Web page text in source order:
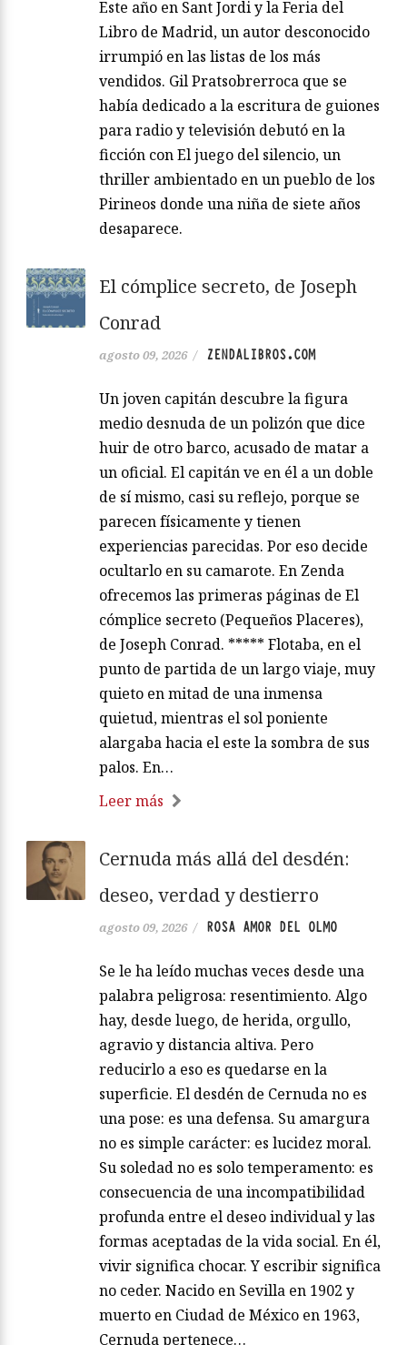
Este año en Sant Jordi y la Feria del
Libro de Madrid, un autor desconocido
irrumpió en las listas de los más
vendidos. Gil Pratsobrerroca que se
había dedicado a la escritura de guiones
para radio y televisión debutó en la
ficción con El juego del silencio, un
thriller ambientado en un pueblo de los
Pirineos donde una niña de siete años
desaparece.
El cómplice secreto, de Joseph
Conrad
agosto 09, 2026 / ZENDALIBROS.COM
Un joven capitán descubre la figura
medio desnuda de un polizón que dice
huir de otro barco, acusado de matar a
un oficial. El capitán ve en él a un doble
de sí mismo, casi su reflejo, porque se
parecen físicamente y tienen
experiencias parecidas. Por eso decide
ocultarlo en su camarote. En Zenda
ofrecemos las primeras páginas de El
cómplice secreto (Pequeños Placeres),
de Joseph Conrad. ***** Flotaba, en el
punto de partida de un largo viaje, muy
quieto en mitad de una inmensa
quietud, mientras el sol poniente
alargaba hacia el este la sombra de sus
palos. En…
Leer más
Cernuda más allá del desdén:
deseo, verdad y destierro
agosto 09, 2026 / ROSA AMOR DEL OLMO
Se le ha leído muchas veces desde una
palabra peligrosa: resentimiento. Algo
hay, desde luego, de herida, orgullo,
agravio y distancia altiva. Pero
reducirlo a eso es quedarse en la
superficie. El desdén de Cernuda no es
una pose: es una defensa. Su amargura
no es simple carácter: es lucidez moral.
Su soledad no es solo temperamento: es
consecuencia de una incompatibilidad
profunda entre el deseo individual y las
formas aceptadas de la vida social. En él,
vivir significa chocar. Y escribir significa
no ceder. Nacido en Sevilla en 1902 y
muerto en Ciudad de México en 1963,
Cernuda pertenece…